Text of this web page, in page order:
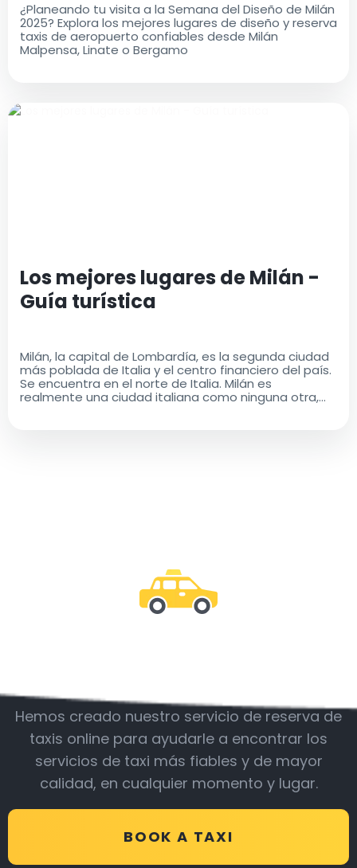
¿Planeando tu visita a la Semana del Diseño de Milán
2025? Explora los mejores lugares de diseño y reserva
taxis de aeropuerto confiables desde Milán
Malpensa, Linate o Bergamo
Los mejores lugares de Milán -
Guía turística
Milán, la capital de Lombardía, es la segunda ciudad
más poblada de Italia y el centro financiero del país.
Se encuentra en el norte de Italia. Milán es
realmente una ciudad italiana como ninguna otra,
Hemos creado nuestro servicio de reserva de
taxis online para ayudarle a encontrar los
servicios de taxi más fiables y de mayor
calidad, en cualquier momento y lugar.
BOOK A TAXI